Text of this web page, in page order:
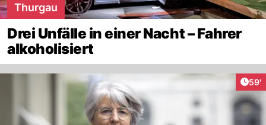
Thurgau
Drei Unfälle in einer Nacht – Fahrer
alkoholisiert
59'